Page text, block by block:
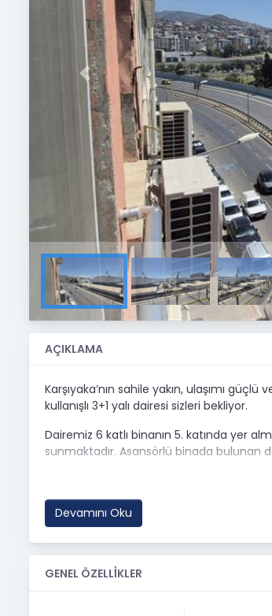
Previous
AÇIKLAMA
Karşıyaka’nın sahile yakın, ulaşımı
kullanışlı 3+1 yalı dairesi sizleri bekliyor.
Dairemiz 6 katlı binanın 5. katında yer
sunmaktadır. Asansörlü binada bulunan
• 3+1 kullanım planı
• Brüt 95 m² / Net 85 m²
• 6 katlı binanın 5. katı
Devamını Oku
GENEL ÖZELLİKLER